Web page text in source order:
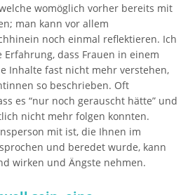
womöglich vorher bereits mit
man kann vor allem
noch einmal reflektieren. Ich
dass Frauen in einem
Inhalte fast nicht mehr verstehen,
so beschrieben. Oft
es “nur noch gerauscht hätte” und
nicht mehr folgen konnten.
mit ist, die Ihnen im
und beredet wurde, kann
wirken und Ängste nehmen.